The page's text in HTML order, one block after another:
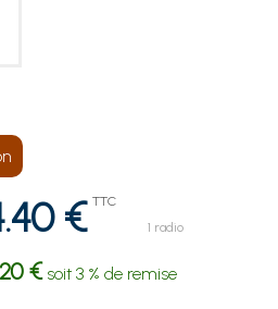
€ TTC
1 radio
€soit 3 % de remise